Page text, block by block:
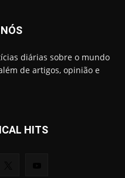
diárias sobre o mundo
de artigos, opinião e
HITS